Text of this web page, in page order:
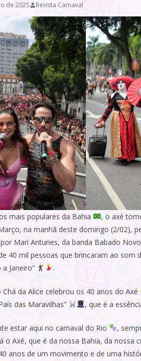
de 2025 Revista Carnaval
mais populares da Bahia , o axé
na manhã deste domingo (2/02),
Mari Antunes, da banda Babado Novo
40 mil pessoas que brincaram ao
a Janeiro”
.
da Alice celebrou os 40 anos do Axé
das Maravilhas”
, que é a
estar aqui no carnaval do Rio
,
o Axé, que é da nossa Bahia, da nossa
anos de um movimento e de uma